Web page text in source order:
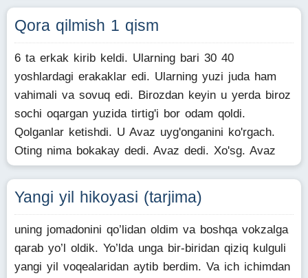
Qora qilmish 1 qism
6 ta erkak kirib keldi. Ularning bari 30 40
yoshlardagi erakaklar edi. Ularning yuzi juda ham
vahimali va sovuq edi. Birozdan keyin u yerda biroz
sochi oqargan yuzida tirtig'i bor odam qoldi.
Qolganlar ketishdi. U Avaz uyg'onganini ko'rgach.
Oting nima bokakay dedi. Avaz dedi. Xo'sg. Avaz
Yangi yil hikoyasi (tarjima)
uning jomadonini qo’lidan oldim va boshqa vokzalga
qarab yo’l oldik. Yo’lda unga bir-biridan qiziq kulguli
yangi yil voqealaridan aytib berdim. Va ich ichimdan